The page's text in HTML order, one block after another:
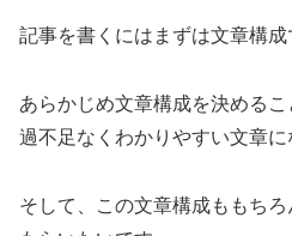
記事を書くにはまずは文章構成
あらかじめ文章構成を決めるこ
過不足なくわかりやすい文章に
そして、この文章構成ももち